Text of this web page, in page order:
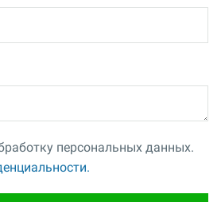
персональных данных.